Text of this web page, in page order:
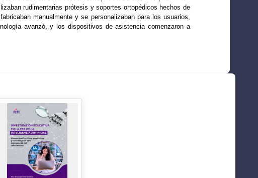
rudimentarias prótesis y soportes ortopédicos hechos de
manualmente y se personalizaban para los usuarios,
avanzó, y los dispositivos de asistencia comenzaron a